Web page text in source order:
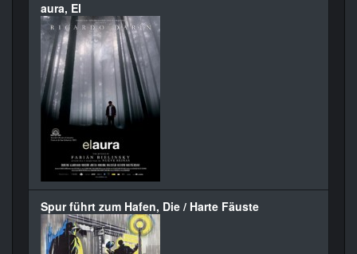
aura, El
Spur führt zum Hafen, Die / Harte Fäuste